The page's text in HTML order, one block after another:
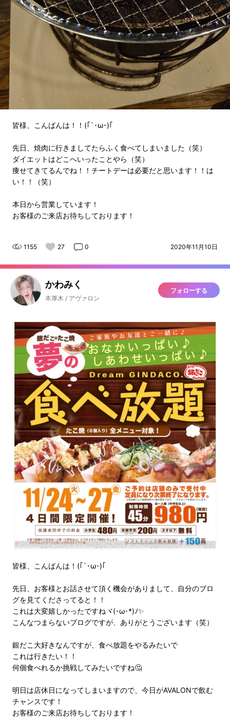
皆様、こんばんは！！(｢`･ω･)｢
先日、焼肉に行きましてたらふく食べてしまいました（笑）
ダイエットはどこへいったことやら（笑）
痩せてきてるんでね！！チートデーは必要だと思います！！は
い！！（笑）
本日から営業しています！
お客様のご来店お待ちしております！
1155 27 0 2020年11月10日
かわみく
本厚木 / アヴァロン
フォローする
皆様、こんばんは！(｢`･ω･)｢
先日、お客様とお話させて頂く機会がありまして、自分のブロ
グを見てくださってると！！
これは大変嬉しかったですねヾ(･ω･*)ﾉ✨
こんなつまらないブログですが、ありがとうございます（笑）
銀だこ大好きなんですが、食べ放題をやるみたいで
これは行きたい！！
何個食べれるか挑戦してみたいですね🤔
明日は店休日になってしまいますので、今日がAVALONで飲む
チャンスです！
お客様のご来店お待ちしております！